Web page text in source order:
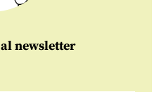
al newsletter